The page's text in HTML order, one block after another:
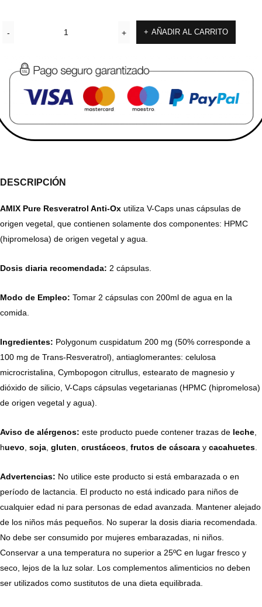
AÑADIR AL CARRITO
DESCRIPCIÓN
AMIX Pure Resveratrol Anti-Ox utiliza V-Caps unas cápsulas de
origen vegetal, que contienen solamente dos componentes: HPMC
(hipromelosa) de origen vegetal y agua.
Dosis diaria recomendada: 2 cápsulas.
Modo de Empleo: Tomar 2 cápsulas con 200ml de agua en la
comida.
Ingredientes: Polygonum cuspidatum 200 mg (50% corresponde a
100 mg de Trans-Resveratrol), antiaglomerantes: celulosa
microcristalina, Cymbopogon citrullus, estearato de magnesio y
dióxido de silicio, V-Caps cápsulas vegetarianas (HPMC (hipromelosa)
de origen vegetal y agua).
Aviso de alérgenos: este producto puede contener trazas de leche
huevo soja gluten crustáceos frutos de cáscara y cacahuetes
Advertencias: No utilice este producto si está embarazada o en
período de lactancia. El producto no está indicado para niños de
cualquier edad ni para personas de edad avanzada. Mantener alejado
de los niños más pequeños. No superar la dosis diaria recomendada.
No debe ser consumido por mujeres embarazadas, ni niños.
Conservar a una temperatura no superior a 25ºC en lugar fresco y
seco, lejos de la luz solar. Los complementos alimenticios no deben
ser utilizados como sustitutos de una dieta equilibrada.